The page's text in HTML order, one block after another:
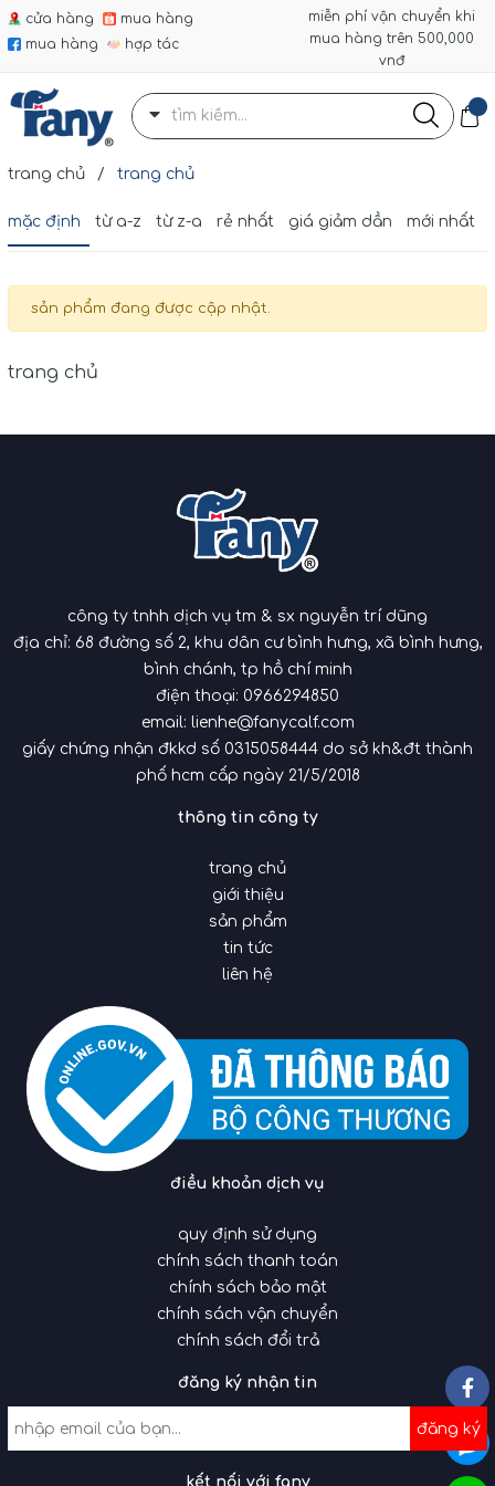
cửa hàng
mua hàng
mua hàng
hợp tác
miễn phí vận chuyển khi
mua hàng trên 500,000
vnđ
trang chủ / trang chủ
mặc định từ a-z từ z-a rẻ nhất giá giảm dần mới nhất
sản phẩm đang được cập nhật.
trang chủ
công ty tnhh dịch vụ tm & sx nguyễn trí dũng
địa chỉ: 68 đường số 2, khu dân cư bình hưng, xã bình hưng,
bình chánh, tp hồ chí minh
điện thoại: 0966294850
email: lienhe@fanycalf.com
giấy chứng nhận đkkd số 0315058444 do sở kh&đt thành
phố hcm cấp ngày 21/5/2018
thông tin công ty
trang chủ
giới thiệu
sản phẩm
tin tức
liên hệ
điều khoản dịch vụ
quy định sử dụng
chính sách thanh toán
chính sách bảo mật
chính sách vận chuyển
chính sách đổi trả
đăng ký nhận tin
đăng ký
kết nối với fany